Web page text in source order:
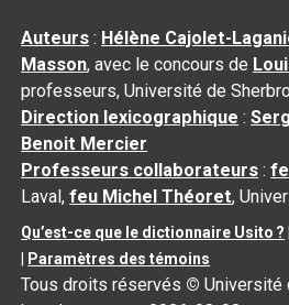
Auteurs : Hélène Cajolet-
Masson, avec le concours de
professeurs, Université de
Direction lexicographique :
Benoit Mercier
Professeurs collaborateurs :
Laval,feu Michel Théoret,
Qu’est-ce que le dictionnaire Usito ?
Paramètres des témoins
Tous droits réservés © Université